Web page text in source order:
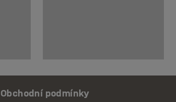
Obchodní podmínky